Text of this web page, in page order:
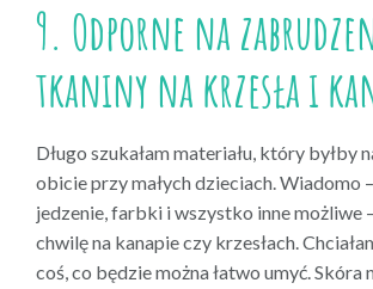
9. Odporne na
tkaniny na krzesła i
Długo szukałam materiału, który byłby
obicie przy małych dzieciach. Wiadomo
jedzenie, farbki i wszystko inne możliwe
chwilę na kanapie czy krzesłach.
coś, co będzie można łatwo umyć. Skóra